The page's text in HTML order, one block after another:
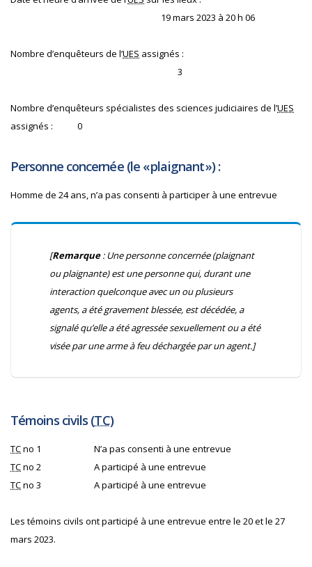
19 mars 2023 à 20 h 06
Nombre d’enquêteurs de l’UES assignés :
3
Nombre d’enquêteurs spécialistes des sciences judiciaires de l’UES
assignés :
0
Personne concernée (le « plaignant ») :
Homme de 24 ans, n’a pas consenti à participer à une entrevue
[Remarque: Une personne concernée (plaignant
ou plaignante) est une personne qui, durant une
interaction quelconque avec un ou plusieurs
agents, a été gravement blessée, est décédée, a
signalé qu’elle a été agressée sexuellement ou a été
visée par une arme à feu déchargée par un agent.]
Témoins civils (TC)
TCno 1
N’a pas consenti à une entrevue
TCno 2
A participé à une entrevue
TCno 3 A participé à une entrevue
Les témoins civils ont participé à une entrevue entre le 20 et le 27
mars 2023.